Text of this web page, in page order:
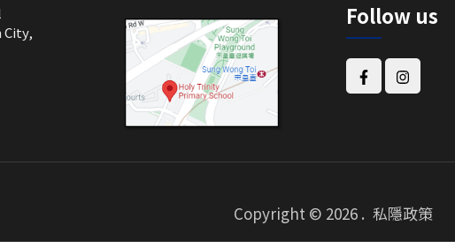
City,
Follow us
Copyright © 2026 . 私隱政策